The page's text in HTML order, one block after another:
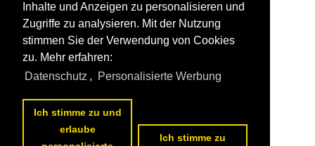
Inhalte und Anzeigen zu personalisieren und
Zugriffe zu analysieren. Mit der Nutzung
stimmen Sie der Verwendung von Cookies
zu. Mehr erfahren:
Datenschutz , Personalisierte Werbung
Ich stimme zu und
erlaube
Ich stimme zu